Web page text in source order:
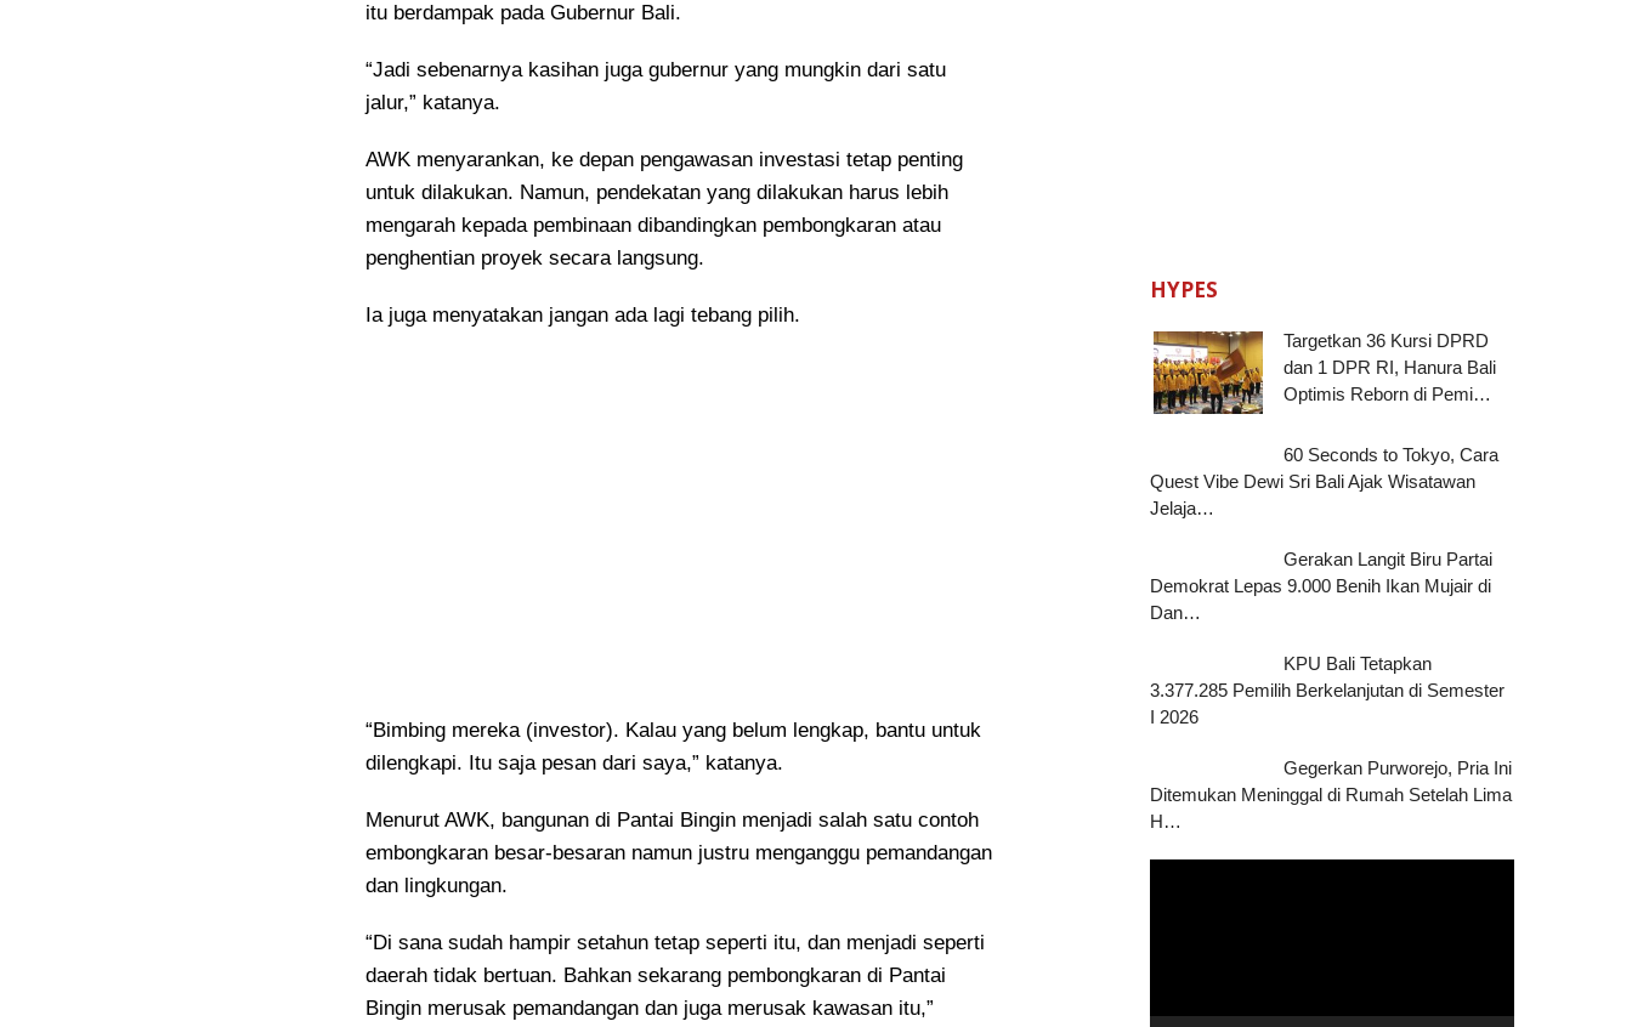
itu berdampak pada Gubernur Bali.
“Jadi sebenarnya kasihan juga gubernur yang mungkin dari satu
jalur,” katanya.
AWK menyarankan, ke depan pengawasan investasi tetap penting
untuk dilakukan. Namun, pendekatan yang dilakukan harus lebih
mengarah kepada pembinaan dibandingkan pembongkaran atau
penghentian proyek secara langsung.
Ia juga menyatakan jangan ada lagi tebang pilih.
“Bimbing mereka (investor). Kalau yang belum lengkap, bantu untuk
dilengkapi. Itu saja pesan dari saya,” katanya.
Menurut AWK, bangunan di Pantai Bingin menjadi salah satu contoh
embongkaran besar-besaran namun justru menganggu pemandangan
dan lingkungan.
“Di sana sudah hampir setahun tetap seperti itu, dan menjadi seperti
daerah tidak bertuan. Bahkan sekarang pembongkaran di Pantai
Bingin merusak pemandangan dan juga merusak kawasan itu,”
HYPES
Targetkan 36 Kursi DPRD
dan 1 DPR RI, Hanura Bali
Optimis Reborn di Pemi…
60 Seconds to Tokyo, Cara
Quest Vibe Dewi Sri Bali Ajak Wisatawan
Jelaja…
Gerakan Langit Biru Partai
Demokrat Lepas 9.000 Benih Ikan Mujair di
Dan…
KPU Bali Tetapkan
3.377.285 Pemilih Berkelanjutan di Semester
I 2026
Gegerkan Purworejo, Pria Ini
Ditemukan Meninggal di Rumah Setelah Lima
H…